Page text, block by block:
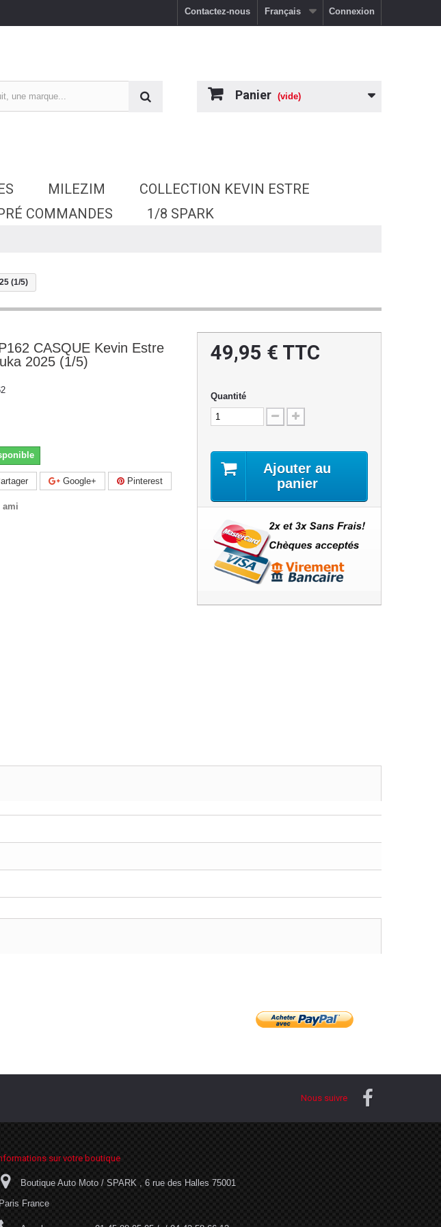
Connexion
Français
Contactez-nous
Panier (vide)
MILEZIM
COLLECTION KEVIN ESTRE
COMMANDES 1/8 SPARK
(1/5)
CASQUE Kevin Estre
2025 (1/5)
Google+ Pinterest
ami
49,95 € TTC
Quantité
Ajouter au
panier
Nous suivre
sur votre boutique
Boutique Auto Moto / SPARK , 6 rue des Halles 75001
Paris France